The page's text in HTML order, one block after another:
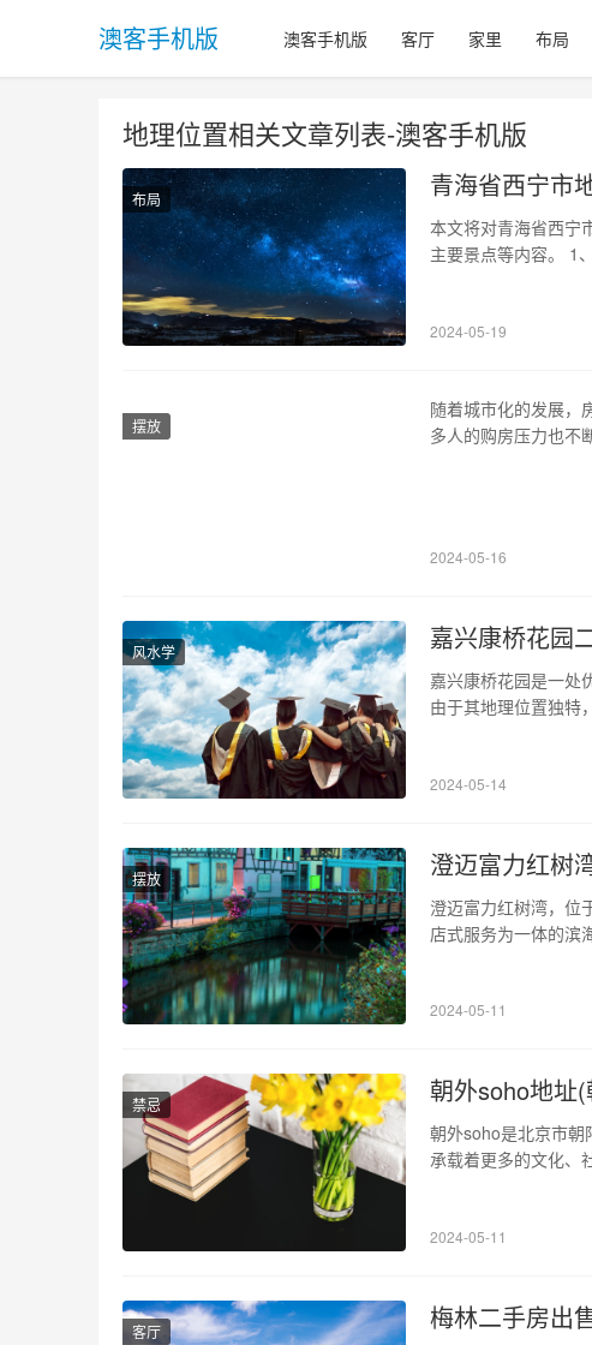
澳客手机版 澳客手机版 客厅 家里 布局
地理位置相关文章列表-澳客手机版
布局 青海省西宁市
本文将对青海省西宁
主要景点等内容。 1
区是市政府所在地。
2024-05-19
摆放
随着城市化的发展，
多人的购房压力也不
2024-05-16
风水学 嘉兴康桥花园
嘉兴康桥花园是一处
由于其地理位置独特
临甬金高速，南临
2024-05-14
摆放 澄迈富力红树
澄迈富力红树湾，位
店式服务为一体的滨
保 澄迈富力红树湾地
2024-05-11
禁忌 朝外soho地址
朝外soho是北京市朝
承载着更多的文化、
2、朝外soho的…
2024-05-11
客厅 梅林二手房出